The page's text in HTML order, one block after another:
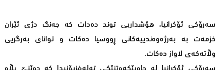
سەرۆکی ئۆکرانیا، هۆشداریی توند دەدات کە جەنگ دژی ئێران
خزمەت بە بەرژەوەندییەکانی ڕووسیا دەکات و توانای بەرگریی
وڵاتەکەی لاواز دەکات.